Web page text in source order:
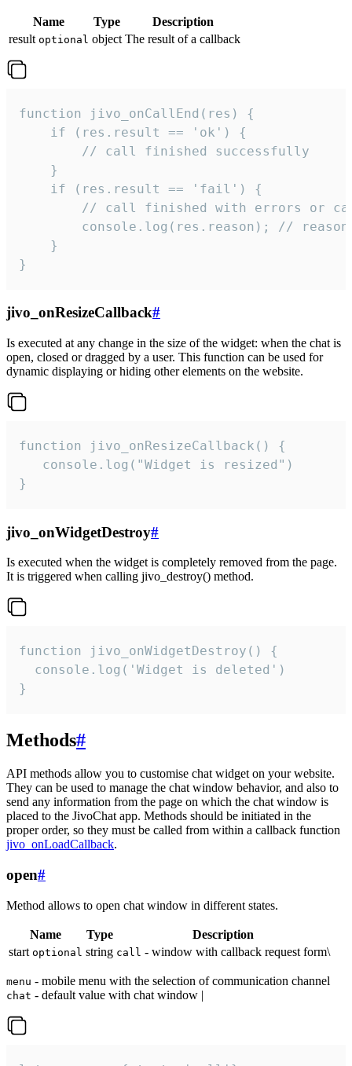
Name Type
Description
result optional object The result of a callback
function jivo_onCallEnd(res) {
    if (res.result == 'ok') {
        // call finished successfully
    }
    if (res.result == 'fail') {
// call finished with errors or
console.log(res.reason); //
    }
}
jivo_onResizeCallback#
Is executed at any change in the size of the widget: when the chat is
open, closed or dragged by a user. This function can be used for
dynamic displaying or hiding other elements on the website.
function jivo_onResizeCallback() {
   console.log("Widget is resized")
}
jivo_onWidgetDestroy#
Is executed when the widget is completely removed from the page.
It is triggered when calling jivo_destroy() method.
function jivo_onWidgetDestroy() {
  console.log('Widget is deleted')
}
Methods#
API methods allow you to customise chat widget on your website.
They can be used to manage the chat window behavior, and also to
send any information from the page on which the chat window is
placed to the JivoChat app. Methods should be initiated in the
proper order, so they must be called from within a callback function
jivo_onLoadCallback.
open#
Method allows to open chat window in different states.
Name Type
Description
start optional string call - window with callback request form\
menu - mobile menu with the selection of communication channel
chat - default value with chat window |